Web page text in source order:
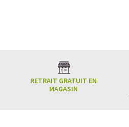
RETRAIT GRATUIT EN
MAGASIN